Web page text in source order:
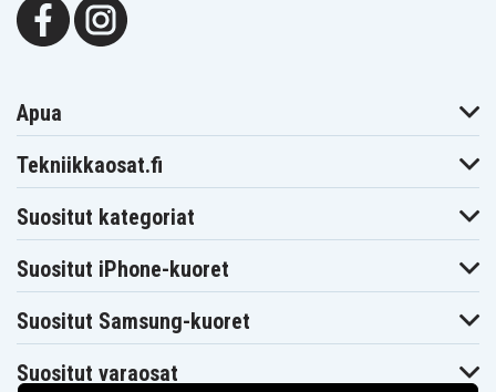
Apua
Tekniikkaosat.fi
Suositut kategoriat
Suositut iPhone-kuoret
Suositut Samsung-kuoret
Suositut varaosat